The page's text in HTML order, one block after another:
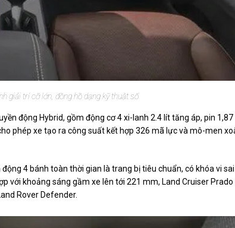
giải trí cỡ lớn, đồng hồ dạng kỹ thuật số
động Hybrid, gồm động cơ 4 xi-lanh 2.4 lít tăng áp, pin 1,87
phép xe tạo ra công suất kết hợp 326 mã lực và mô-men
4 bánh toàn thời gian là trang bị tiêu chuẩn, có khóa vi sai
với khoảng sáng gầm xe lên tới 221 mm, Land Cruiser Prado
Rover Defender.